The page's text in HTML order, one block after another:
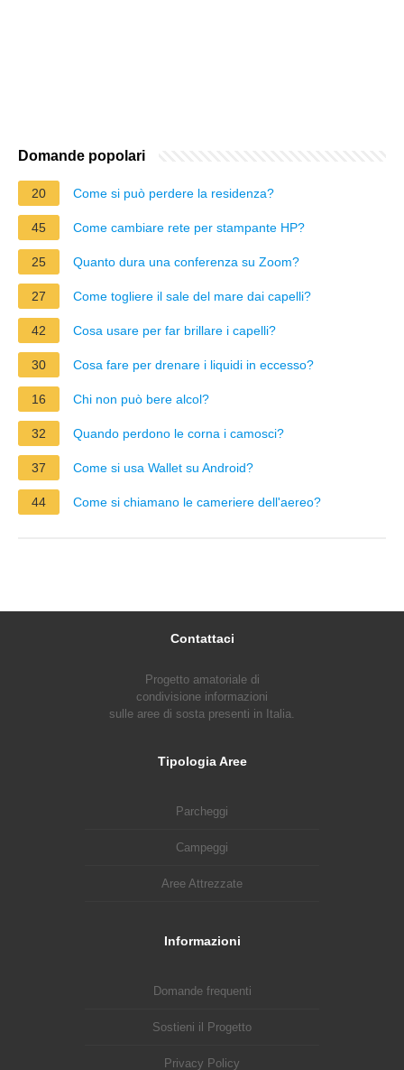
Domande popolari
20 Come si può perdere la residenza?
45 Come cambiare rete per stampante HP?
25 Quanto dura una conferenza su Zoom?
27 Come togliere il sale del mare dai capelli?
42 Cosa usare per far brillare i capelli?
30 Cosa fare per drenare i liquidi in eccesso?
16 Chi non può bere alcol?
32 Quando perdono le corna i camosci?
37 Come si usa Wallet su Android?
44 Come si chiamano le cameriere dell'aereo?
Contattaci
Progetto amatoriale di
condivisione informazioni
sulle aree di sosta presenti in Italia.
Tipologia Aree
Parcheggi
Campeggi
Aree Attrezzate
Informazioni
Domande frequenti
Sostieni il Progetto
Privacy Policy